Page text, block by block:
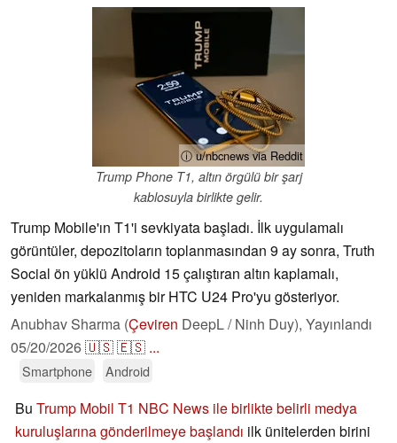
ⓘ u/nbcnews via Reddit
Trump Phone T1, altın örgülü bir şarj
kablosuyla birlikte gelir.
Trump Mobile'ın T1'i sevkiyata başladı. İlk uygulamalı
görüntüler, depozitoların toplanmasından 9 ay sonra, Truth
Social ön yüklü Android 15 çalıştıran altın kaplamalı,
yeniden markalanmış bir HTC U24 Pro'yu gösteriyor.
Anubhav Sharma (Çeviren DeepL / Ninh Duy), Yayınlandı
05/20/2026🇺🇸🇪🇸 ...
Smartphone Android
Bu Trump Mobil T1 NBC News ile birlikte belirli medya
kuruluşlarına gönderilmeye başlandı ilk ünitelerden birini